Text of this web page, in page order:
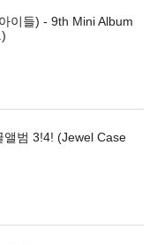
이들) - 9th Mini Album
범 3!4! (Jewel Case